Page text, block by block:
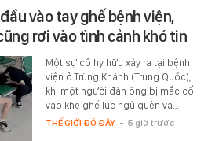
vào tay ghế bệnh viện,
rơi vào tình cảnh khó tin
Một sự cố hy hữu xảy ra tại bệnh
viện ở Trùng Khánh (Trung Quốc),
khi một người đàn ông bị mắc cổ
vào khe ghế lúc ngủ quên và…
THẾ GIỚI ĐÓ ĐÂY - 5 giờ trước